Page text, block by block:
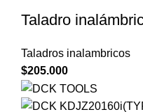
Taladro
Taladros inalambricos
$205.000